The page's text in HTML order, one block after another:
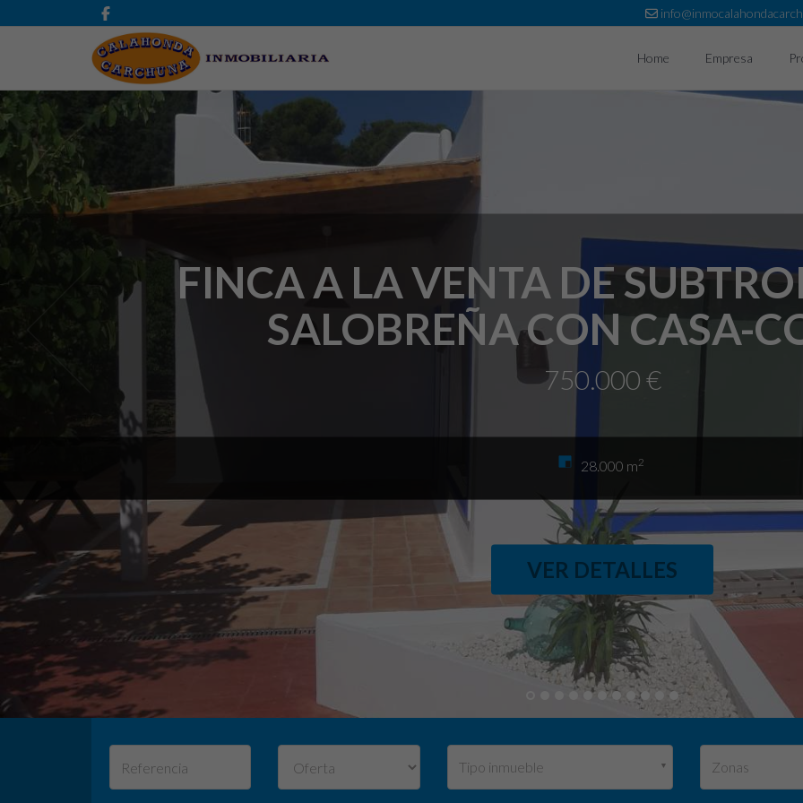
Home Empresa
FINCA A LA VENTA DE
SALOBREÑA CON CASA-
750.000 €
28.000 m2
VER DETALLES
Tipo inmueble ▼ Zonas